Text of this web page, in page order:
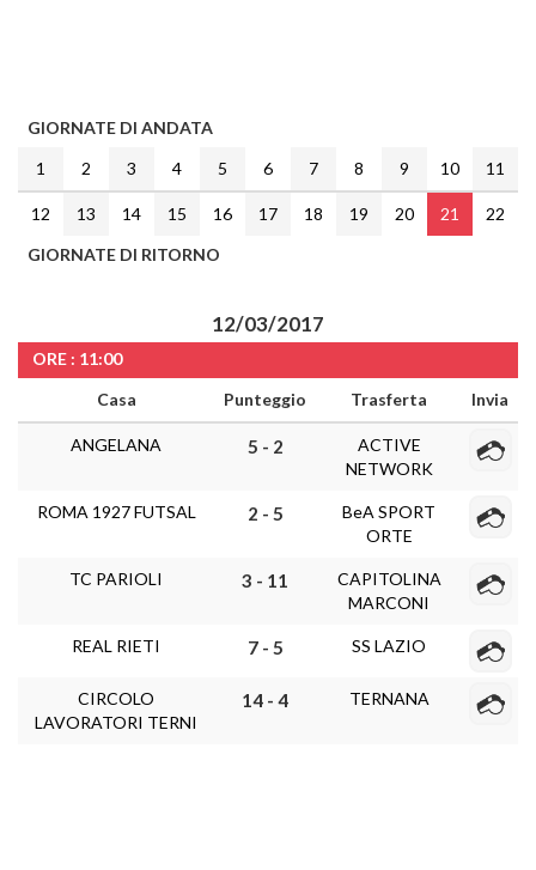
GIORNATE DI ANDATA
1
2 3 4 5 6 7 8 9 10 11
12 13 14 15 16 17 18 19 20 21
22
GIORNATE DI RITORNO
12/03/2017
ORE : 11:00
Casa
Punteggio Trasferta Invia
ANGELANA 5 - 2
ACTIVE
NETWORK
ROMA 1927 FUTSAL 2 - 5
BeA SPORT
ORTE
TC PARIOLI 3 - 11
CAPITOLINA
MARCONI
REAL RIETI 7 - 5 SS LAZIO
CIRCOLO
LAVORATORI TERNI
14 - 4 TERNANA